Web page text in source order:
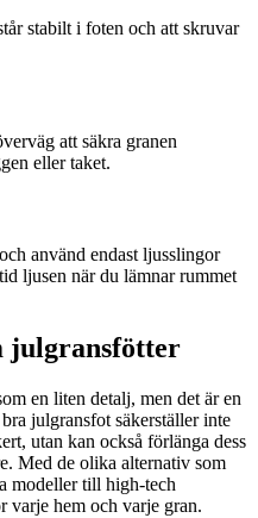
stabilt i foten och att skruvar
att säkra granen
eller taket.
använd endast ljusslingor
ljusen när du lämnar rummet
julgransfötter
en liten detalj, men det är en
julgransfot säkerställer inte
utan kan också förlänga dess
Med de olika alternativ som
modeller till high-tech
varje hem och varje gran.